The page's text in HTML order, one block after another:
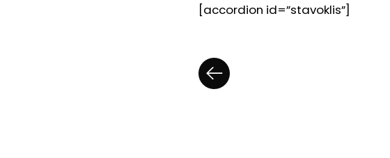
[accordion id=”stavoklis”]